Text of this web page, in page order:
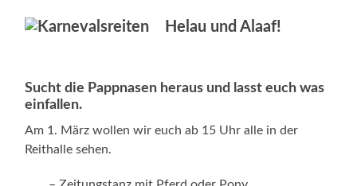
Helau und Alaaf!
Sucht die Pappnasen heraus und lasst euch was
einfallen.
Am 1. März wollen wir euch ab 15 Uhr alle in der
Reithalle sehen.